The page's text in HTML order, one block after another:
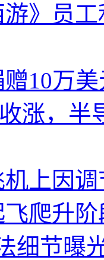
》员
10万
涨，半
上因
爬升阶
细节